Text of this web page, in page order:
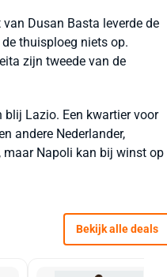
Dusan Basta leverde de
thuisploeg niets op.
zijn tweede van de
blij Lazio. Een kwartier voor
andere Nederlander,
maar Napoli kan bij winst op
Bekijk alle deals